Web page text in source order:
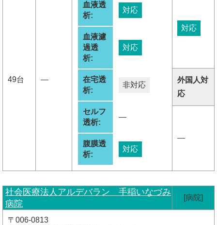
49台 ―
血液透
析:
対応
血液濾
過透
析:
対応
在宅透
析:
非対応
セルフ
透析:
―
腹膜透
析:
対応
対応
外国人対
応
―
社会医療法人アルデバラン 手稲いなづみ
病院
[病院]
〒006-0813